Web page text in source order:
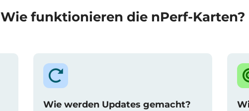
Wie funktionieren die nPerf-Karten?
Wie werden Updates gemacht?